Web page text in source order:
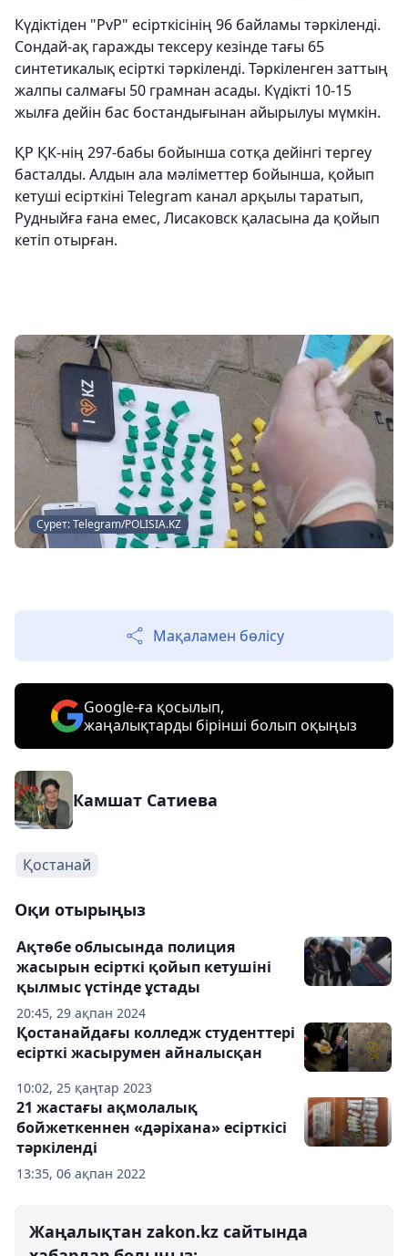
Күдіктіден "PvP" есірткісінің 96 байламы тәркіленді.
Сондай-ақ гаражды тексеру кезінде тағы 65
синтетикалық есірткі тәркіленді. Тәркіленген заттың
жалпы салмағы 50 грамнан асады. Күдікті 10-15
жылға дейін бас бостандығынан айырылуы мүмкін.
ҚР ҚК-нің 297-бабы бойынша сотқа дейінгі тергеу
басталды. Алдын ала мәліметтер бойынша, қойып
кетуші есірткіні Telegram канал арқылы таратып,
Рудныйға ғана емес, Лисаковск қаласына да қойып
кетіп отырған.
Сурет: Telegram/POLISIA.KZ
Мақаламен бөлісу
Google-ға қосылып,
жаңалықтарды бірінші болып оқыңыз
Камшат Сатиева
Қостанай
Оқи отырыңыз
20:45, 29 ақпан 2024
Ақтөбе облысында полиция
жасырын есірткі қойып кетушіні
қылмыс үстінде ұстады
10:02, 25 қаңтар 2023
Қостанайдағы колледж студенттері
есірткі жасырумен айналысқан
13:35, 06 ақпан 2022
21 жастағы ақмолалық
бойжеткеннен «дәріхана» есірткісі
тәркіленді
Жаңалықтан zakon.kz сайтында